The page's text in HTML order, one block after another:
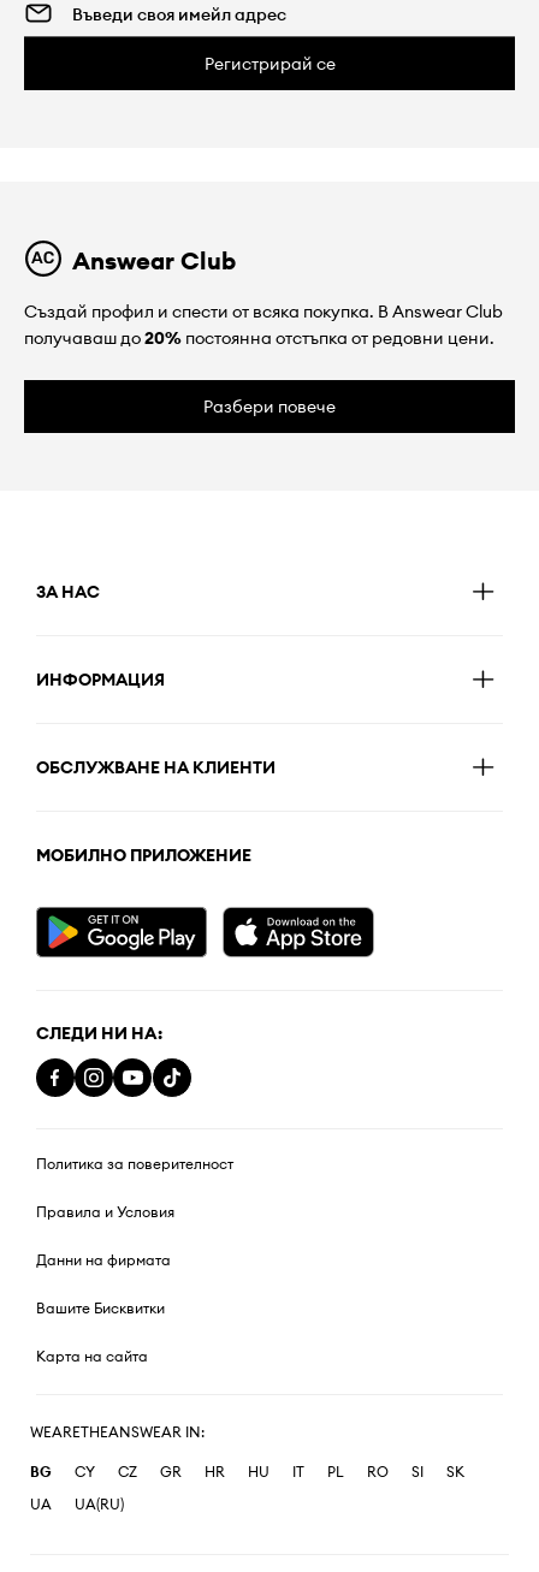
Регистрирай се
Answear Club
Създай профил и спести от всяка покупка. В Answear Club
получаваш до20% постоянна отстъпка от редовни цени.
Разбери повече
ЗА НАС
ИНФОРМАЦИЯ
ОБСЛУЖВАНЕ НА КЛИЕНТИ
МОБИЛНО ПРИЛОЖЕНИЕ
СЛЕДИ НИ НА:
Политика за поверителност
Правила и Условия
Данни на фирмата
Вашите Бисквитки
Карта на сайта
WEARETHEANSWEAR IN:
BG CY CZ GR HR HU IT PL RO SI
SK
UA
UA(RU)